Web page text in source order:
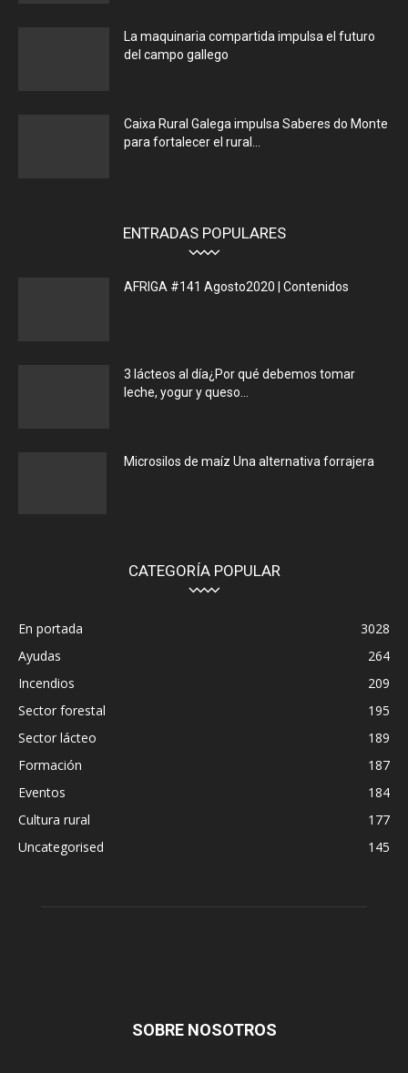
La maquinaria compartida impulsa el futuro
del campo gallego
Caixa Rural Galega impulsa Saberes do Monte
para fortalecer el rural...
ENTRADAS POPULARES
AFRIGA #141 Agosto2020 | Contenidos
3 lácteos al día¿Por qué debemos tomar
leche, yogur y queso...
Microsilos de maíz Una alternativa forrajera
CATEGORÍA POPULAR
En portada
3028
Ayudas
264
Incendios
209
Sector forestal
195
Sector lácteo
189
Formación
187
Eventos
184
Cultura rural
177
Uncategorised
145
SOBRE NOSOTROS